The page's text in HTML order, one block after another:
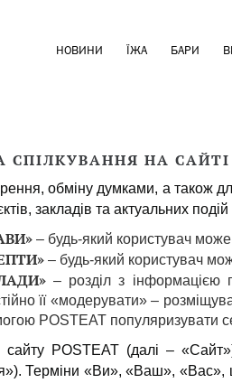
НОВИНИ ЇЖА БАРИ
СПІЛКУВАННЯ НА САЙТІ
обміну думками, а також
закладів та актуальних
– будь-який користувач
– будь-який користувач
– розділ з інформацією
її «модерувати» –
POSTEAT популяризувати
сайту POSTEAT (далі –
Терміни «Ви», «Ваш», «Вас»,